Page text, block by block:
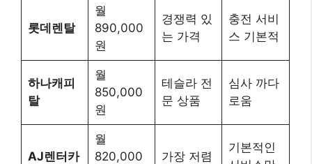
롯데렌탈
월
890,000
원
경쟁력 있
는 가격
충전 서비
스 기본적
하나캐피
탈
월
850,000
원
테슬라 전
문 상품
심사 까다
로움
AJ렌터카
월
820,000
가장 저렴
기본적인